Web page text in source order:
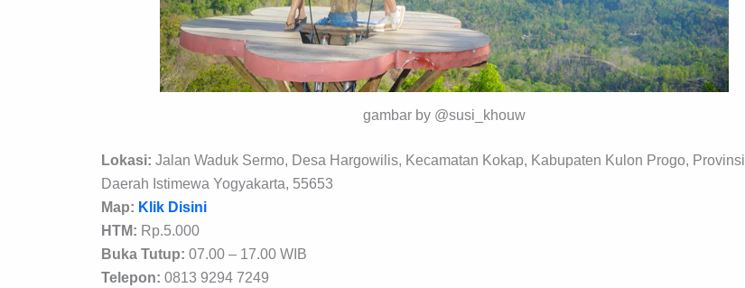
gambar by @susi_khouw
Lokasi: Jalan Waduk Sermo, Desa Hargowilis, Kecamatan Kokap, Kabupaten Kulon Progo, Provinsi
Daerah Istimewa Yogyakarta, 55653
Map: Klik Disini
HTM: Rp.5.000
Buka Tutup: 07.00 – 17.00 WIB
Telepon: 0813 9294 7249